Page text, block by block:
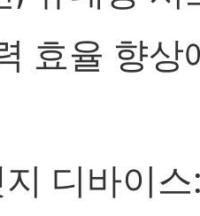
효율 향상
디바이